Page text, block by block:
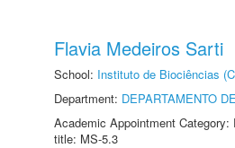
Flavia Medeiros Sarti
School: Instituto de Biociências
Department: DEPARTAMENTO
Academic Appointment Category:
title: MS-5.3